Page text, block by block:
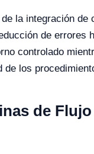
la integración
de
controlado
de los
de